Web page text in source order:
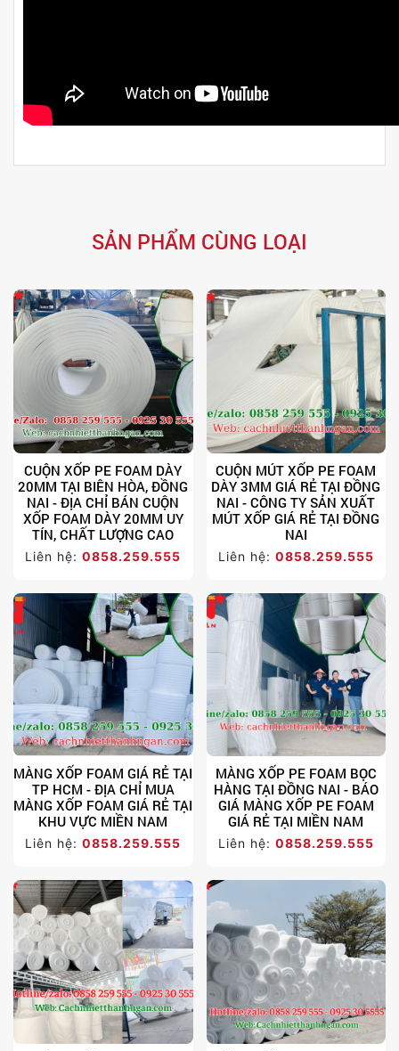
SẢN PHẨM CÙNG LOẠI
CUỘN XỐP PE FOAM DÀY
20MM TẠI BIÊN HÒA, ĐỒNG
NAI - ĐỊA CHỈ BÁN CUỘN
XỐP FOAM DÀY 20MM UY
TÍN, CHẤT LƯỢNG CAO
Liên hệ:0858.259.555
CUỘN MÚT XỐP PE FOAM
DÀY 3MM GIÁ RẺ TẠI ĐỒNG
NAI - CÔNG TY SẢN XUẤT
MÚT XỐP GIÁ RẺ TẠI ĐỒNG
NAI
Liên hệ: 0858.259.555
MÀNG XỐP FOAM GIÁ RẺ TẠI
TP HCM - ĐỊA CHỈ MUA
MÀNG XỐP FOAM GIÁ RẺ TẠI
KHU VỰC MIỀN NAM
Liên hệ:0858.259.555
MÀNG XỐP PE FOAM BỌC
HÀNG TẠI ĐỒNG NAI - BÁO
GIÁ MÀNG XỐP PE FOAM
GIÁ RẺ TẠI MIỀN NAM
Liên hệ: 0858.259.555